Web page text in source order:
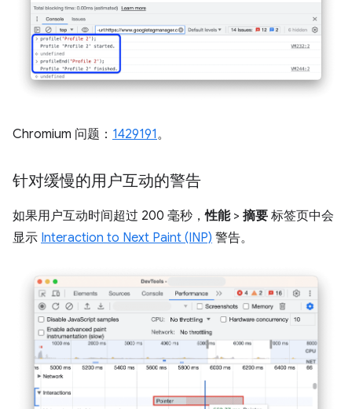
Chromium 问题： 1429191。
针对缓慢的用户互动的警告
如果用户互动时间超过 200 毫秒，性能> 摘要 标签页中会
显示 Interaction to Next Paint (INP) 警告。